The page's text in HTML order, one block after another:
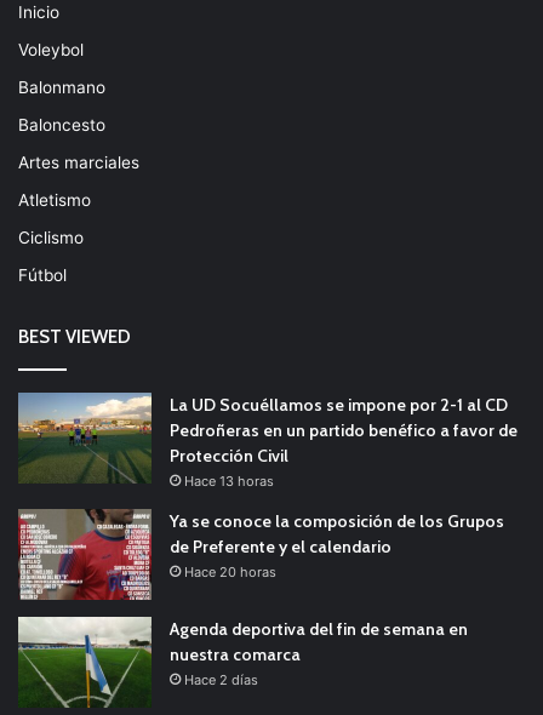
Inicio
Voleybol
Balonmano
Baloncesto
Artes marciales
Atletismo
Ciclismo
Fútbol
BEST VIEWED
La UD Socuéllamos se impone por 2-1 al CD
Pedroñeras en un partido benéfico a favor de
Protección Civil
Hace 13 horas
Ya se conoce la composición de los Grupos
de Preferente y el calendario
Hace 20 horas
Agenda deportiva del fin de semana en
nuestra comarca
Hace 2 días